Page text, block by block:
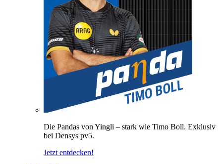
Die Pandas von Yingli – stark wie Timo Boll. Exklusiv
bei Densys pv5.
Jetzt entdecken!